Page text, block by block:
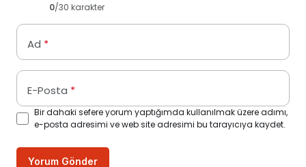
0/30 karakter
Ad *
E-Posta *
Bir dahaki sefere yorum yaptığımda kullanılmak üzere adımı,
e-posta adresimi ve web site adresimi bu tarayıcıya kaydet.
Yorum Gönder